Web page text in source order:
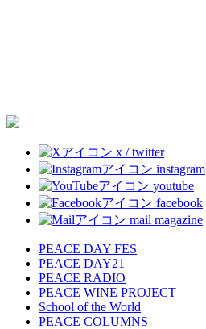
x / twitter
instagram
youtube
facebook
mail magazine
PEACE DAY FES
PEACE DAY21
PEACE RADIO
PEACE WINE PROJECT
School of the World
PEACE COLUMNS